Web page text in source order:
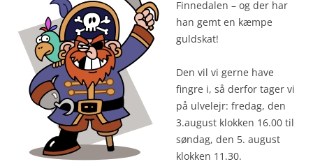
Finnedalen – og der har
han gemt en kæmpe
guldskat!
Den vil vi gerne have
fingre i, så derfor tager vi
på ulvelejr: fredag, den
3.august klokken 16.00 til
søndag, den 5. august
klokken 11.30.